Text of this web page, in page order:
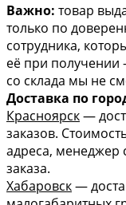
Важно: товар
только по
сотрудника,
её при получении
со склада мы не
Доставка по
Красноярск—
заказов.
адреса, менеджер
заказа.
Хабаровск—